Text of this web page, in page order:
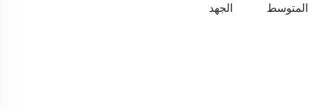
المتوسط
الجهد